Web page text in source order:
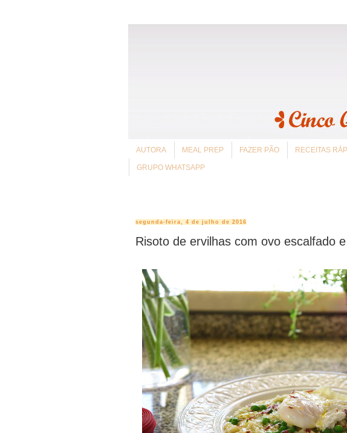
AUTORA MEAL PREP FAZER PÃO RECEITAS
GRUPO WHATSAPP
segunda-feira, 4 de julho de 2016
Risoto de ervilhas com ovo escalfado